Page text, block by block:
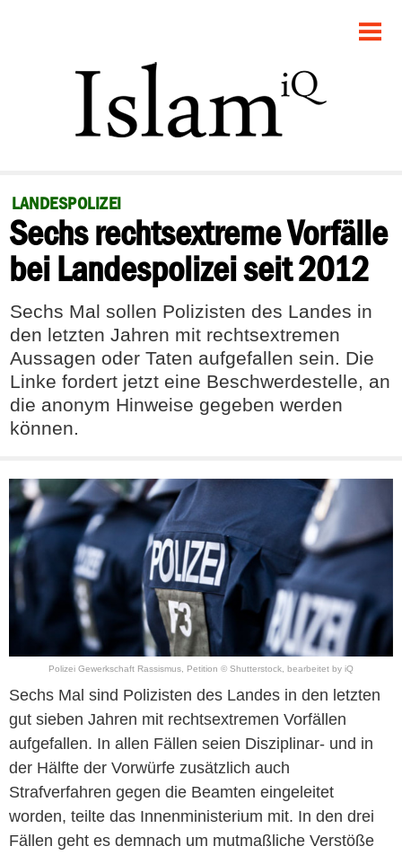
POLITIK
GESELLSCHAFT
RECHT
FEUILLETON
DEBATTE
LANDESPOLIZEI
Sechs rechtsextreme Vorfälle
bei Landespolizei seit 2012
Sechs Mal sollen Polizisten des Landes in
den letzten Jahren mit rechtsextremen
Aussagen oder Taten aufgefallen sein. Die
Linke fordert jetzt eine Beschwerdestelle, an
die anonym Hinweise gegeben werden
können.
Polizei Gewerkschaft Rassismus, Petition © Shutterstock, bearbeitet by iQ
Sechs Mal sind Polizisten des Landes in den letzten
gut sieben Jahren mit rechtsextremen Vorfällen
aufgefallen. In allen Fällen seien Disziplinar- und in
der Hälfte der Vorwürfe zusätzlich auch
Strafverfahren gegen die Beamten eingeleitet
worden, teilte das Innenministerium mit. In den drei
Fällen geht es demnach um mutmaßliche Verstöße